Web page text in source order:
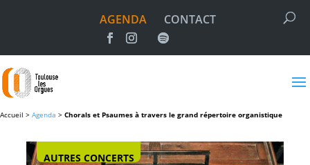
AGENDA CONTACT
Accueil > Agenda > Chorals et Psaumes à travers le grand répertoire organistique
AUTRES CONCERTS